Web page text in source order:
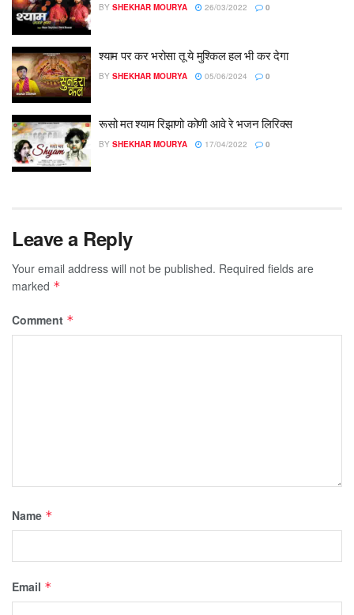
BY SHEKHAR MOURYA 26/03/2022 0
श्याम पर कर भरोसा तू ये मुश्किल हल भी कर देगा
BY SHEKHAR MOURYA 05/06/2024 0
रूसो मत श्याम रिझाणो कोणी आवे रे भजन लिरिक्स
BY SHEKHAR MOURYA 17/04/2022 0
Leave a Reply
Your email address will not be published. Required fields are
marked *
Comment *
Name *
Email *